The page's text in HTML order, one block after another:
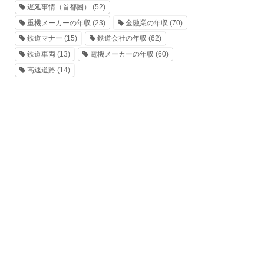
遅延事情（首都圏）
(52)
重機メーカーの年収 (23) 金融業の年収 (70)
鉄道マナー (15) 鉄道会社の年収 (62)
鉄道車両 (13) 電機メーカーの年収 (60)
高速道路 (14)